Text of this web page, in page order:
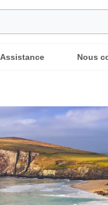
Assistance Nous